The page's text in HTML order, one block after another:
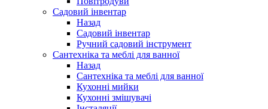
Садовий інвентар
Назад
Садовий інвентар
Ручний садовий інструмент
Сантехніка та меблі для ванної
Назад
Сантехніка та меблі для ванної
Кухонні мийки
Кухонні змішувачі